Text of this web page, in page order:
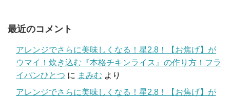
最近のコメント
アレンジでさらに美味しくなる！星2.8！【お焦げ】が
ウマイ！炊き込む『本格チキンライス』の作り方！フラ
イパンひとつ に まみむ より
アレンジでさらに美味しくなる！星2.8！【お焦げ】が